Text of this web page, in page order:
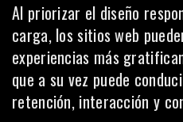
Al priorizar el diseño
carga, los sitios web
experiencias más
que a su vez puede
retención, interacción y